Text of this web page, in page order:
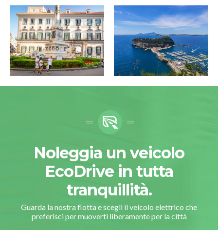
Noleggia un veicolo
EcoDrive in tutta
tranquillità.
Guarda la nostra flotta e scegli il veicolo elettrico che
preferisci per muoverti liberamente per la città